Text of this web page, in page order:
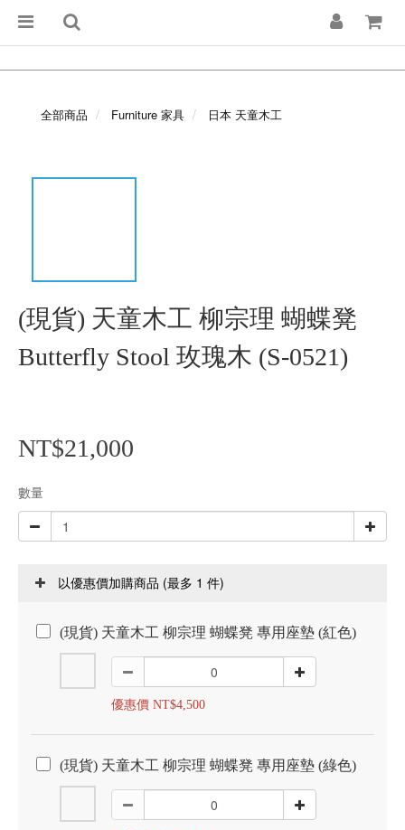
全部商品 Furniture 家具 日本 天童木工
(現貨) 天童木工 柳宗理 蝴蝶凳
Butterfly Stool 玫瑰木 (S-0521)
NT$21,000
數量
以優惠價加購商品 (最多 1 件)
(現貨) 天童木工 柳宗理 蝴蝶凳 專用座墊 (紅色)
優惠價 NT$4,500
(現貨) 天童木工 柳宗理 蝴蝶凳 專用座墊 (綠色)